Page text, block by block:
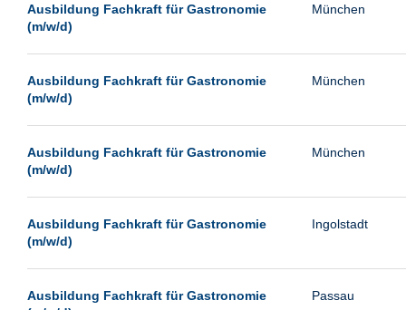
Pforzheim
Siegburg
Siegen
Viernheim
Wetzlar
Ausbildung Fachkraft für Gastronomie
(m/w/d)
München
Ausbildung Fachkraft für Gastronomie
(m/w/d)
München
Ausbildung Fachkraft für Gastronomie
(m/w/d)
München
Ausbildung Fachkraft für Gastronomie
(m/w/d)
Ingolstadt
Ausbildung Fachkraft für Gastronomie
Passau